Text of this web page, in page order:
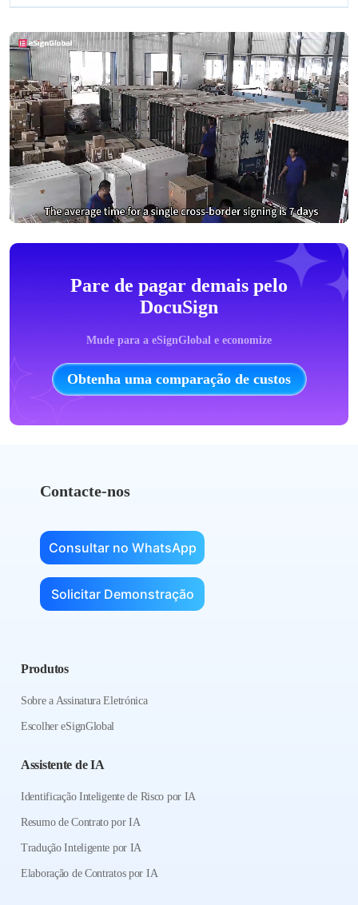
Pare de pagar demais pelo
DocuSign
Mude para a eSignGlobal e economize
Obtenha uma comparação de custos
Contacte-nos
Consultar no WhatsApp
Solicitar Demonstração
Produtos
Sobre a Assinatura Eletrónica
Escolher eSignGlobal
Assistente de IA
Identificação Inteligente de Risco por IA
Resumo de Contrato por IA
Tradução Inteligente por IA
Elaboração de Contratos por IA